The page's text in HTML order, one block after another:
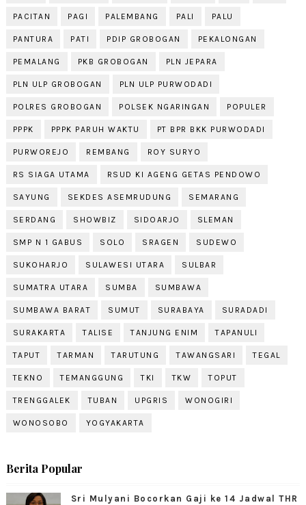
PACITAN PAGI PALEMBANG PALI PALU
PANTURA PATI PDIP GROBOGAN PEKALONGAN
PEMALANG PKB GROBOGAN PLN JEPARA
PLN ULP GROBOGAN PLN ULP PURWODADI
POLRES GROBOGAN POLSEK NGARINGAN POPULER
PPPK PPPK PARUH WAKTU PT BPR BKK PURWODADI
PURWOREJO REMBANG ROY SURYO
RS SIAGA UTAMA RSUD KI AGENG GETAS PENDOWO
SAYUNG SEKDES ASEMRUDUNG SEMARANG
SERDANG SHOWBIZ SIDOARJO SLEMAN
SMP N 1 GABUS SOLO SRAGEN SUDEWO
SUKOHARJO SULAWESI UTARA SULBAR
SUMATRA UTARA SUMBA SUMBAWA
SUMBAWA BARAT SUMUT SURABAYA SURADADI
SURAKARTA TALISE TANJUNG ENIM TAPANULI
TAPUT TARMAN TARUTUNG TAWANGSARI TEGAL
TEKNO TEMANGGUNG TKI TKW TOPUT
TRENGGALEK TUBAN UPGRIS WONOGIRI
WONOSOBO YOGYAKARTA
Berita Popular
Sri Mulyani Bocorkan Gaji ke 14 Jadwal THR